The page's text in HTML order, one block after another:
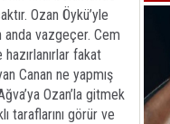
Ozan Öykü’yle
vazgeçer. Cem
fakat
Canan ne yapmış
Ozan’la gitmek
taraflarını görür ve